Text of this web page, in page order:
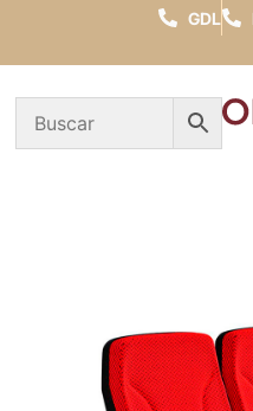
GDL